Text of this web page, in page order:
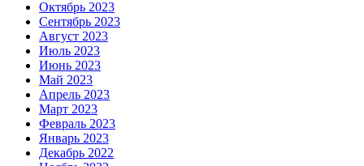
Октябрь 2023
Сентябрь 2023
Август 2023
Июль 2023
Июнь 2023
Май 2023
Апрель 2023
Март 2023
Февраль 2023
Январь 2023
Декабрь 2022